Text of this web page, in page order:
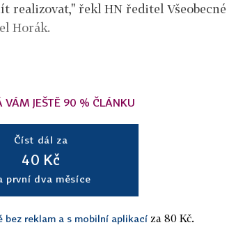
realizovat," řekl HN ředitel Všeobecné
Horák.
VÁM JEŠTĚ 90 % ČLÁNKU
Číst dál za
40 Kč
první dva měsíce
bez reklam a s mobilní aplikací za 80 Kč.